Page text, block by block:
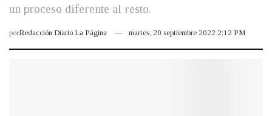
un proceso diferente al resto.
porRedacción Diario La Página martes, 20 septiembre 2022 2:12 PM